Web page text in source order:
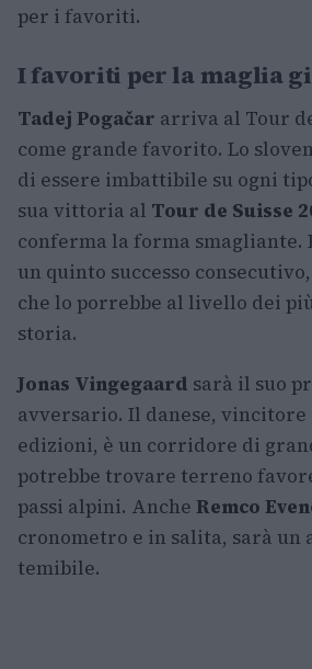
per i favoriti.
I favoriti per la maglia
Tadej Pogačar arriva al Tour
come grande favorito. Lo
di essere imbattibile su ogni
sua vittoria al Tour de Suisse
conferma la forma smagliante.
un quinto successo
che lo porrebbe al livello dei
storia.
Jonas Vingegaard sarà il suo
avversario. Il danese,
edizioni, è un corridore di
potrebbe trovare terreno
passi alpini. Anche Remco
cronometro e in salita, sarà un
temibile.